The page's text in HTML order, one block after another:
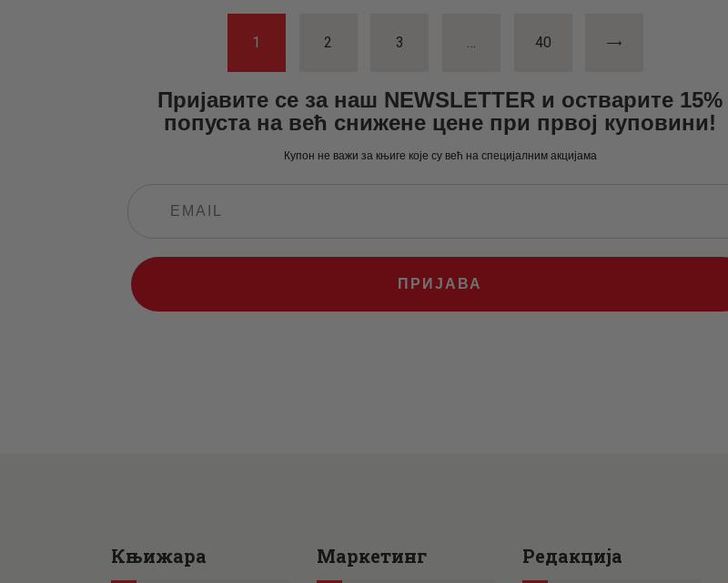
Пагинација
чланака
PAGE
1 PAGE
2 PAGE
3 … PAGE
40
Пријавите се за наш NEWSLETTER и остварите 15%
попуста на већ снижене цене при првој куповини!
Купон не важи за књиге које су већ на специјалним акцијама
ПРИЈАВА
Књижара Маркетинг Редакција